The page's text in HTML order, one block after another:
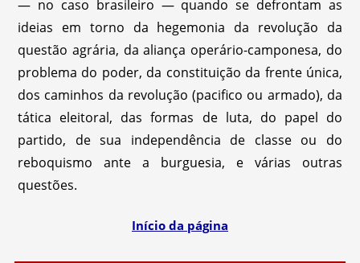
— no caso brasileiro — quando se defrontam as
ideias em torno da hegemonia da revolução da
questão agrária, da aliança operário-camponesa, do
problema do poder, da constituição da frente única,
dos caminhos da revolução (pacifico ou armado), da
tática eleitoral, das formas de luta, do papel do
partido, de sua independência de classe ou do
reboquismo ante a burguesia, e várias outras
questões.
Início da página